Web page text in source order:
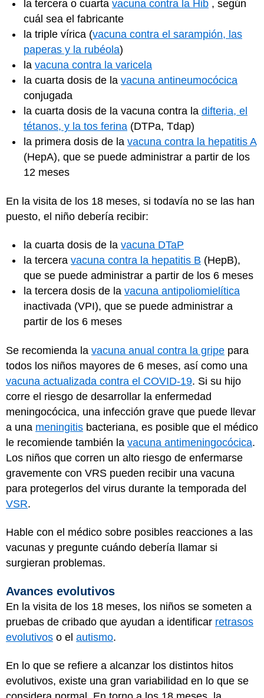
la tercera o cuarta vacuna contra la Hib , según
cuál sea el fabricante
la triple vírica (vacuna contra el sarampión, las
paperas y la rubéola)
la vacuna contra la varicela
la cuarta dosis de la vacuna antineumocócica
conjugada
la cuarta dosis de la vacuna contra la difteria, el
tétanos, y la tos ferina (DTPa, Tdap)
la primera dosis de la vacuna contra la hepatitis A
(HepA), que se puede administrar a partir de los
12 meses
En la visita de los 18 meses, si todavía no se las han
puesto, el niño debería recibir:
la cuarta dosis de la vacuna DTaP
la tercera vacuna contra la hepatitis B (HepB),
que se puede administrar a partir de los 6 meses
la tercera dosis de la vacuna antipoliomielítica
inactivada (VPI), que se puede administrar a
partir de los 6 meses
Se recomienda la vacuna anual contra la gripe para
todos los niños mayores de 6 meses, así como una
vacuna actualizada contra el COVID-19. Si su hijo
corre el riesgo de desarrollar la enfermedad
meningocócica, una infección grave que puede llevar
a una meningitis bacteriana, es posible que el médico
le recomiende también la vacuna antimeningocócica.
Los niños que corren un alto riesgo de enfermarse
gravemente con VRS pueden recibir una vacuna
para protegerlos del virus durante la temporada del
VSR.
Hable con el médico sobre posibles reacciones a las
vacunas y pregunte cuándo debería llamar si
surgieran problemas.
Avances evolutivos
En la visita de los 18 meses, los niños se someten a
pruebas de cribado que ayudan a identificar retrasos
evolutivos o el autismo.
En lo que se refiere a alcanzar los distintos hitos
evolutivos, existe una gran variabilidad en lo que se